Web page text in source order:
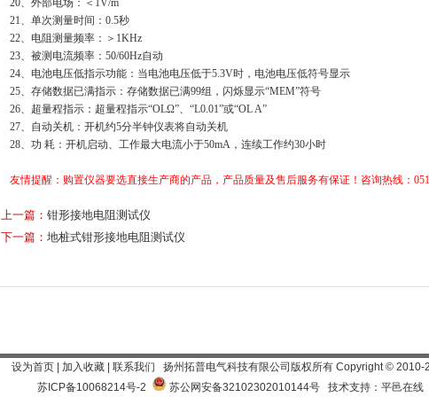
21、单次测量时间：0.5秒
22、电阻测量频率：＞1KHz
23、被测电流频率：50/60Hz自动
24、电池电压低指示功能：当电池电压低于5.3V时，电池电压低符号显示
25、存储数据已满指示：存储数据已满99组，闪烁显示“MEM”符号
26、超量程指示：超量程指示“OLΩ”、“L0.01”或“OL A”
27、自动关机：开机约5分半钟仪表将自动关机
28、功 耗：开机启动、工作最大电流小于50mA，连续工作约30小时
友情提醒：购置仪器要选直接生产商的产品，产品质量及售后服务有保证！咨询热线：
上一篇： 钳形接地电阻测试仪
下一篇： 地桩式钳形接地电阻测试仪
设为首页 加入收藏 联系我们 扬州拓普电气科技有限公司 版权所有 Copyright© 2010-
苏ICP备10068214号-2
苏公网安备32102302010144号 技术支持：平邑在线